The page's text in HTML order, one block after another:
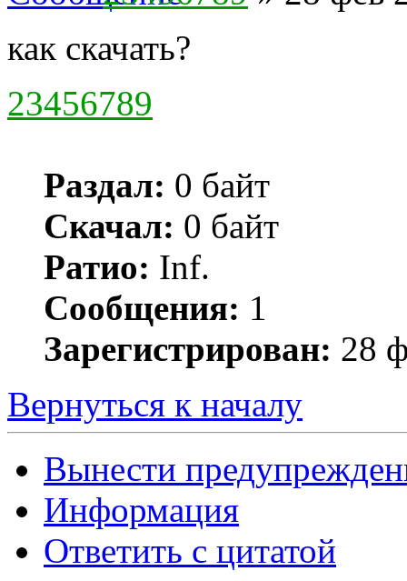
как скачать?
23456789
Раздал: 0 байт
Скачал: 0 байт
Ратио: Inf.
Сообщения: 1
Зарегистрирован: 28
Вернуться к началу
Вынести
Информация
Ответить с цитатой